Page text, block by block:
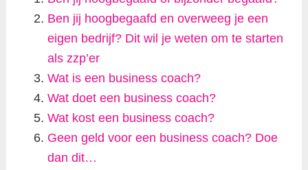
Ben jij hoogbegaafd en overweeg je een
eigen bedrijf? Dit wil je weten om te starten
als zzp’er
Wat is een business coach?
Wat doet een business coach?
Wat kost een business coach?
Geen geld voor een business coach? Doe
dan dit…